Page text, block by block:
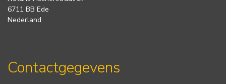
6711 BB Ede
Nederland
Contactgegevens